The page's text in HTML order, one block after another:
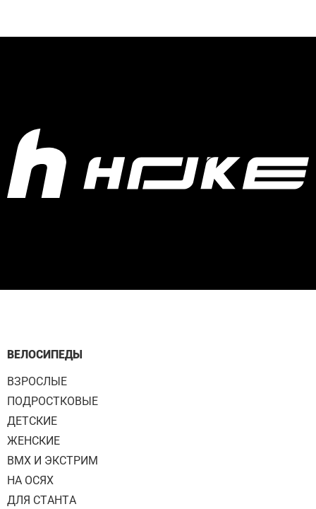
ВЕЛОСИПЕДЫ
ВЗРОСЛЫЕ
ПОДРОСТКОВЫЕ
ДЕТСКИЕ
ЖЕНСКИЕ
BMX И ЭКСТРИМ
НА ОСЯХ
ДЛЯ СТАНТА